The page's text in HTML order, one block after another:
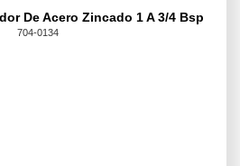
De Acero Zincado 1 A 3/4 Bsp
704-0134